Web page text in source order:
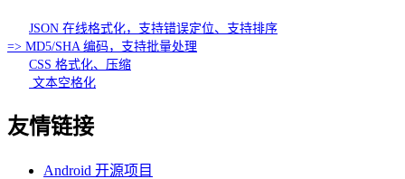
JSON 在线格式化，支持错误定位、支持排序
=> MD5/SHA 编码，支持批量处理
CSS 格式化、压缩
文本空格化
友情链接
Android 开源项目